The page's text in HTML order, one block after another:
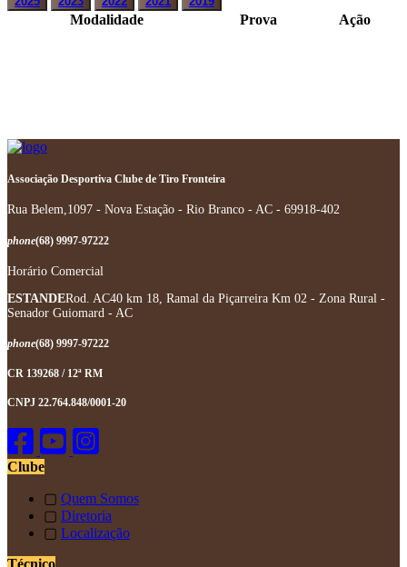
Modalidade Prova Ação
Associação Desportiva Clube de Tiro Fronteira
Rua Belem,1097 - Nova Estação - Rio Branco - AC - 69918-402
phone(68) 9997-97222
Horário Comercial
ESTANDERod. AC40 km 18, Ramal da Piçarreira Km 02 - Zona Rural -
Senador Guiomard - AC
phone(68) 9997-97222
CR 139268 / 12ª RM
CNPJ 22.764.848/0001-20
Clube
▢ Quem Somos
▢ Diretoria
▢ Localização